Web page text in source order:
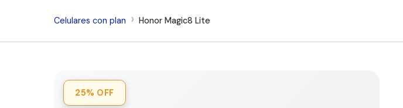
Celulares con plan Honor Magic8 Lite
25% OFF